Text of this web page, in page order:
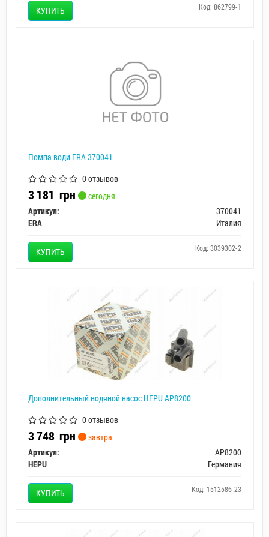
КУПИТЬ Код: 862799-1
Помпа води ERA 370041
0 отзывов
3 181 грн
сегодня
Артикул:
370041
ERA
Италия
КУПИТЬ Код: 3039302-2
Дополнительный водяной насос HEPU AP8200
0 отзывов
3 748 грн
завтра
Артикул:
AP8200
HEPU
Германия
КУПИТЬ Код: 1512586-23